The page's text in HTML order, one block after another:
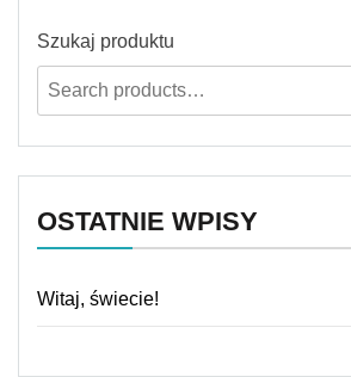
Szukaj produktu
OSTATNIE WPISY
Witaj, świecie!